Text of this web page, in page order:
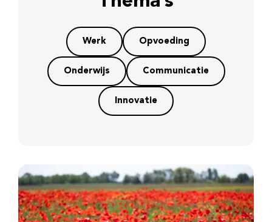
Werk Opvoeding
Onderwijs Communicatie
Innovatie